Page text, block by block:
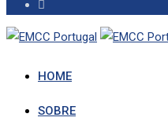
HOME
SOBRE